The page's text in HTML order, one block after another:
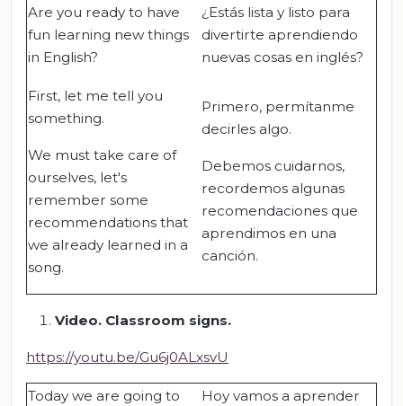
Are you ready to have
fun learning new things
in English?
¿Estás lista y listo para
divertirte aprendiendo
nuevas cosas en inglés?
First, let me tell you
something.
We must take care of
ourselves, let's
remember some
recommendations that
we already learned in a
song.
Primero, permítanme
decirles algo.
Debemos cuidarnos,
recordemos algunas
recomendaciones que
aprendimos en una
canción.
Video. Classroom signs.
https://youtu.be/Gu6j0ALxsvU
Today we are going to
Hoy vamos a aprender